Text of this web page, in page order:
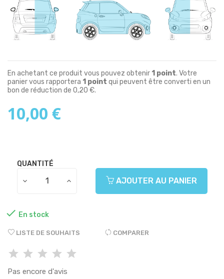
En achetant ce produit vous pouvez obtenir 1 point. Votre
panier vous rapportera 1 point qui peuvent être converti en un
bon de réduction de 0,20 €.
10,00 €
QUANTITÉ
AJOUTER AU PANIER
 En stock
LISTE DE SOUHAITS COMPARER
Pas encore d'avis